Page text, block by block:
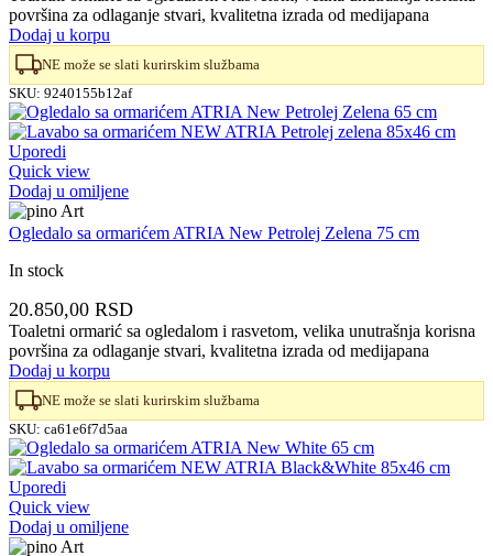
površina za odlaganje stvari, kvalitetna izrada od medijapana
Dodaj u korpu
NE može se slati kurirskim službama
SKU: 9240155b12af
Uporedi
Quick view
Dodaj u omiljene
Ogledalo sa ormarićem ATRIA New Petrolej Zelena 75 cm
In stock
20.850,00 RSD
Toaletni ormarić sa ogledalom i rasvetom, velika unutrašnja korisna
površina za odlaganje stvari, kvalitetna izrada od medijapana
Dodaj u korpu
NE može se slati kurirskim službama
SKU: ca61e6f7d5aa
Uporedi
Quick view
Dodaj u omiljene